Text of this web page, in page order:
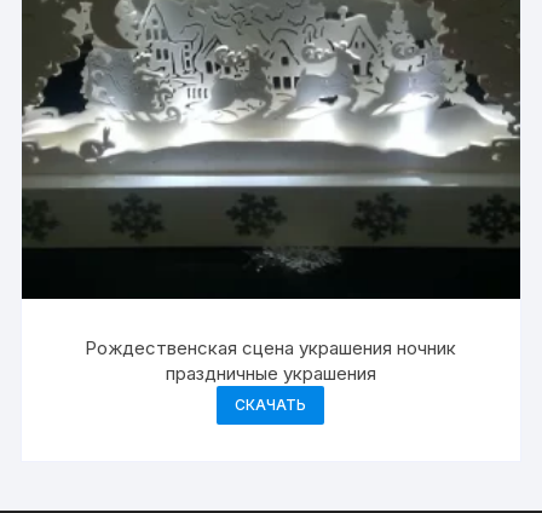
Рождественская сцена украшения ночник
праздничные украшения
СКАЧАТЬ